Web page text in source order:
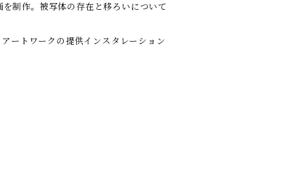
制作。被写体の存在と移ろいについて
ートワークの提供インスタレーション